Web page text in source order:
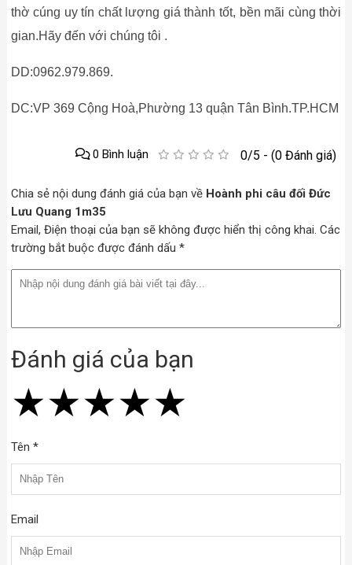
thờ cúng uy tín chất lượng giá thành tốt, bền mãi cùng thời
gian.Hãy đến với chúng tôi .
DD:0962.979.869.
DC:VP 369 Cộng Hoà,Phường 13 quận Tân Bình.TP.HCM
0/5 - (0 Đánh giá)
0 Bình luận
Chia sẻ nội dung đánh giá của bạn về Hoành phi câu đối Đức
Lưu Quang 1m35
Email, Điện thoại của bạn sẽ không được hiển thị công khai. Các
trường bắt buộc được đánh dấu *
Đánh giá của bạn
★
★★
★★★
★★★★
★★★★★
Tên *
Email